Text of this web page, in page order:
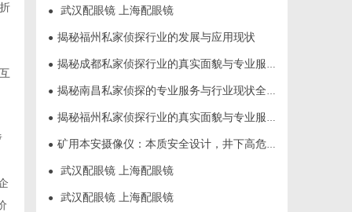
● 武汉配眼镜 上海配眼镜
● 揭秘福州私家侦探行业的发展与应用现状
● 揭秘成都私家侦探行业的真实面貌与专业服务
● 揭秘南昌私家侦探的专业服务与行业现状全面解析
● 揭秘福州私家侦探行业的真实面貌与专业服务
● 矿用本安摄像仪：本质安全设计，井下高危区域放心用
● 武汉配眼镜 上海配眼镜
● 武汉配眼镜 上海配眼镜